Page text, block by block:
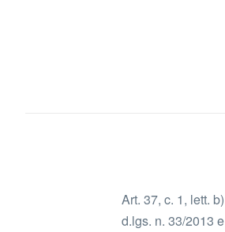
Art. 37, c. 1, lett. b)
d.lgs. n. 33/2013 e